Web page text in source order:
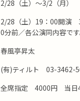
2/28（土）～3/2（月）
2/28（土）19：00開演
0分前／各公演同内容です
春風亭昇太
(有)ティルト 03-3462-
全席指定 4000円 当日